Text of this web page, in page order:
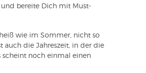
bereite Dich mit Must-
wie im Sommer, nicht so
auch die Jahreszeit, in der die
scheint noch einmal einen